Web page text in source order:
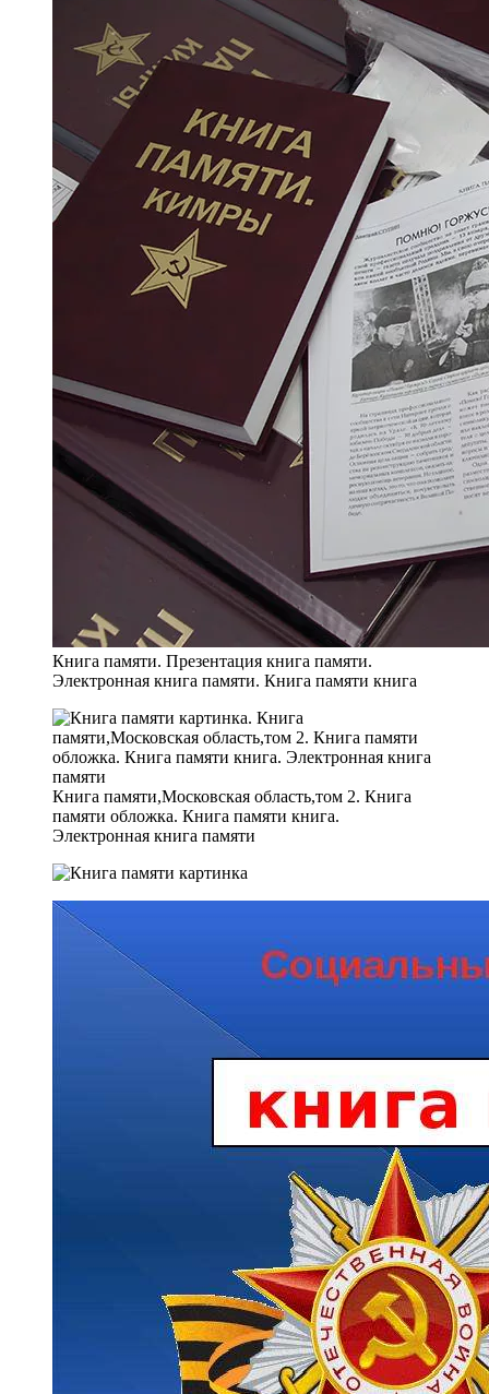
Книга памяти. Презентация книга памяти.
Электронная книга памяти. Книга памяти книга
Книга памяти,Московская область,том 2. Книга
памяти обложка. Книга памяти книга.
Электронная книга памяти